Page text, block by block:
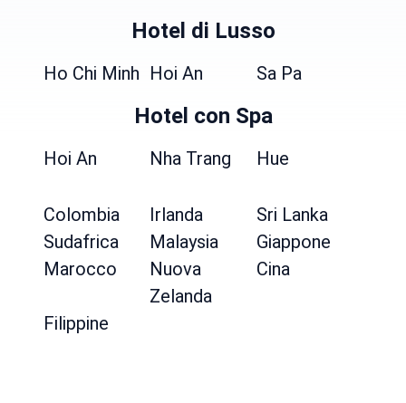
Hotel di Lusso
Ho Chi Minh Hoi An Sa Pa
Hotel con Spa
Hoi An Nha Trang Hue
Colombia Irlanda
Sri Lanka
Sudafrica
Malaysia
Giappone
Marocco
Nuova
Zelanda
Cina
Filippine